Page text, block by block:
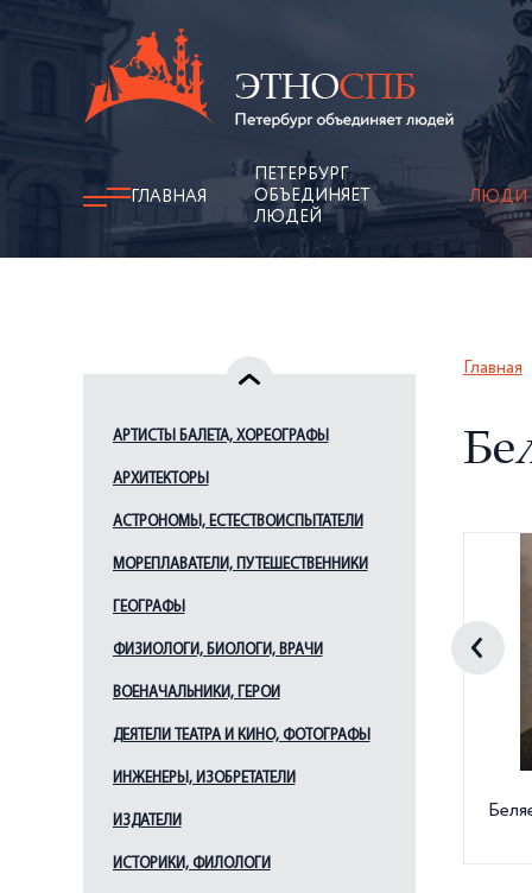
ГЛАВНАЯ
ПЕТЕРБУРГ
ОБЪЕДИНЯЕТ
ЛЮДЕЙ
ЛЮДИ
АРТИСТЫ БАЛЕТА, ХОРЕОГРАФЫ
АРХИТЕКТОРЫ
АСТРОНОМЫ, ЕСТЕСТВОИСПЫТАТЕЛИ
МОРЕПЛАВАТЕЛИ, ПУТЕШЕСТВЕННИКИ
ГЕОГРАФЫ
ФИЗИОЛОГИ, БИОЛОГИ, ВРАЧИ
ВОЕНАЧАЛЬНИКИ, ГЕРОИ
ДЕЯТЕЛИ ТЕАТРА И КИНО, ФОТОГРАФЫ
ИНЖЕНЕРЫ, ИЗОБРЕТАТЕЛИ
ИЗДАТЕЛИ
ИСТОРИКИ, ФИЛОЛОГИ
Главная